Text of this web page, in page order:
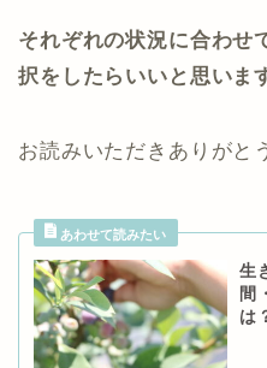
それぞれの状況に合わせ
択をしたらいいと思いま
お読みいただきありが
生
間
は